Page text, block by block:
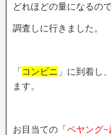
どれほどの量になるの
調査しに行きました。
「コンビニ 」に到着し
ます。
お目当ての「ペヤング~